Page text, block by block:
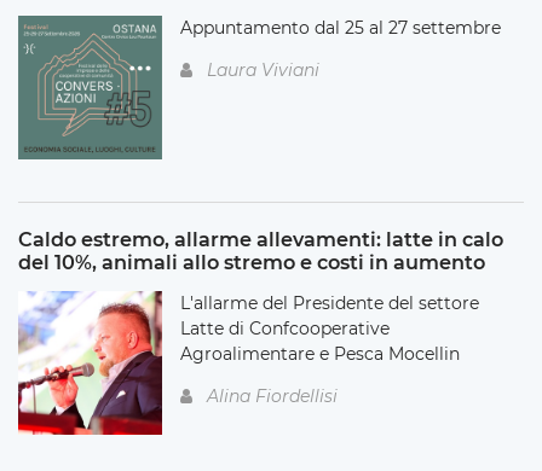
Appuntamento dal 25 al 27 settembre
Laura Viviani
Caldo estremo, allarme allevamenti: latte in calo
del 10%, animali allo stremo e costi in aumento
L'allarme del Presidente del settore
Latte di Confcooperative
Agroalimentare e Pesca Mocellin
Alina Fiordellisi